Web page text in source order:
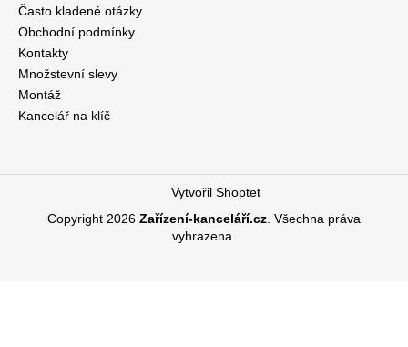
Často kladené otázky
Obchodní podmínky
Kontakty
Množstevní slevy
Montáž
Kancelář na klíč
Vytvořil Shoptet
Copyright 2026 Zařízení-kanceláří.cz. Všechna práva
vyhrazena.